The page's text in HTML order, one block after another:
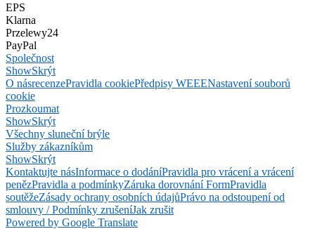
EPS
Klarna
Przelewy24
PayPal
Společnost
ShowSkrýt
O násrecenzePravidla cookiePředpisy WEEENastavení souborů
cookie
Prozkoumat
ShowSkrýt
Všechny sluneční brýle
Služby zákazníkům
ShowSkrýt
Kontaktujte násInformace o dodáníPravidla pro vrácení a vrácení
penězPravidla a podmínkyZáruka dorovnání FormPravidla
soutěžeZásady ochrany osobních údajůPrávo na odstoupení od
smlouvy / Podmínky zrušeníJak zrušit
Powered by Google Translate